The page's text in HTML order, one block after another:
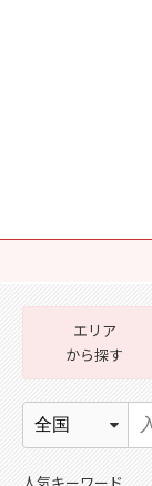
エリア
から探す